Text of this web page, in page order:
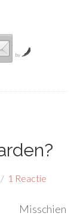
by
1 Reactie
Misschien